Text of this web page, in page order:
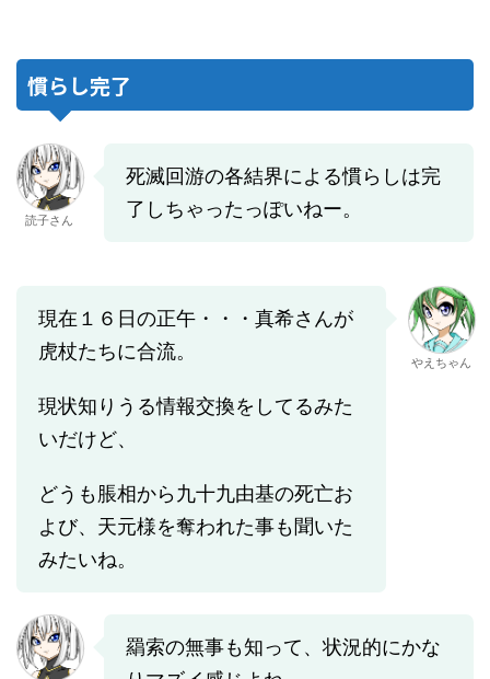
慣らし完了
読子さん
死滅回游の各結界による慣らしは完
了しちゃったっぽいねー。
現在１６日の正午・・・真希さんが
虎杖たちに合流。
現状知りうる情報交換をしてるみた
いだけど、
どうも脹相から九十九由基の死亡お
よび、天元様を奪われた事も聞いた
みたいね。
やえちゃん
羂索の無事も知って、状況的にかな